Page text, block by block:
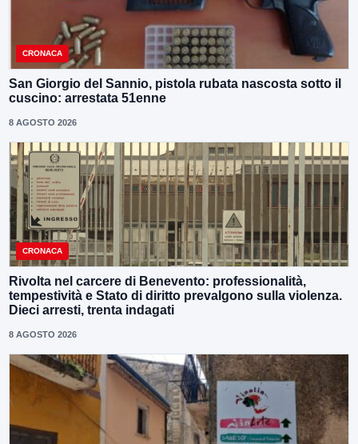
CRONACA
San Giorgio del Sannio, pistola rubata nascosta sotto il
cuscino: arrestata 51enne
8 AGOSTO 2026
CRONACA
Rivolta nel carcere di Benevento: professionalità,
tempestività e Stato di diritto prevalgono sulla violenza.
Dieci arresti, trenta indagati
8 AGOSTO 2026